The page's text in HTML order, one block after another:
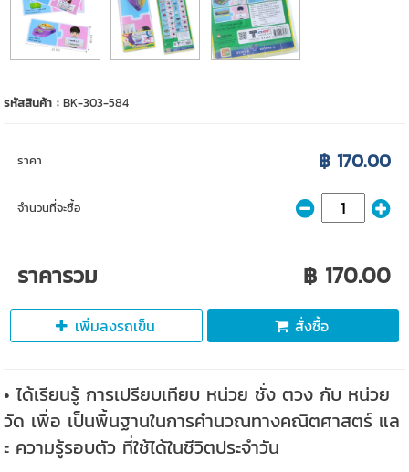
รหัสสินค้า :BK-303-584
ราคา ฿ 170.00
จำนวนที่จะซื้อ
ราคารวม ฿ 170.00
เพิ่มลงรถเข็น สั่งซื้อ
• ได้เรียนรู้ การเปรียบเทียบ หน่วย ชั่ง ตวง กับ หน่วย
วัด เพื่อ เป็นพื้นฐานในการคำนวณทางคณิตศาสตร์ แล
ะ ความรู้รอบตัว ที่ใช้ได้ในชีวิตประจำวัน